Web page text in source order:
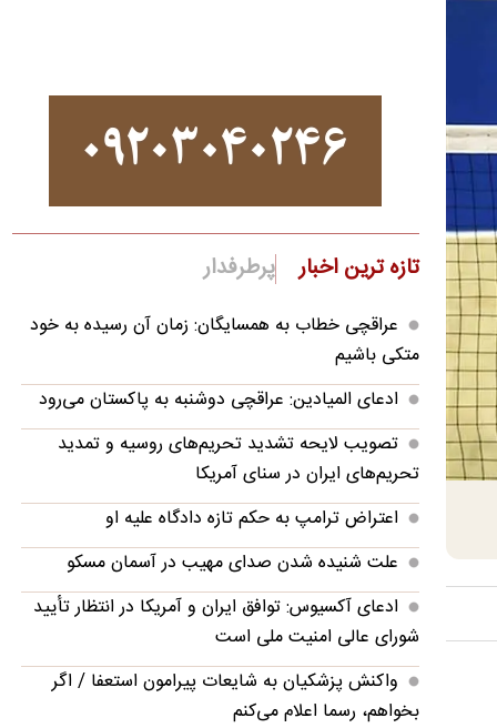
تازه ترین اخبار پرطرفدار
عراقچی خطاب به همسایگان: زمان آن رسیده به خود
متکی باشیم
ادعای المیادین: عراقچی دوشنبه به پاکستان می‌رود
تصویب لایحه تشدید تحریم‌های روسیه و تمدید
تحریم‌های ایران در سنای آمریکا
اعتراض ترامپ به حکم تازه دادگاه علیه او
علت شنیده شدن صدای مهیب در آسمان مسکو
ادعای آکسیوس: توافق ایران و آمریکا در انتظار تأیید
شورای عالی امنیت ملی است
واکنش پزشکیان به شایعات پیرامون استعفا / اگر
بخواهم، رسما اعلام می‌کنم